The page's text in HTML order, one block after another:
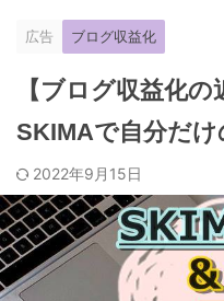
広告 ブログ収益化
【ブログ収益化
SKIMAで自分だ
2022年9月15日